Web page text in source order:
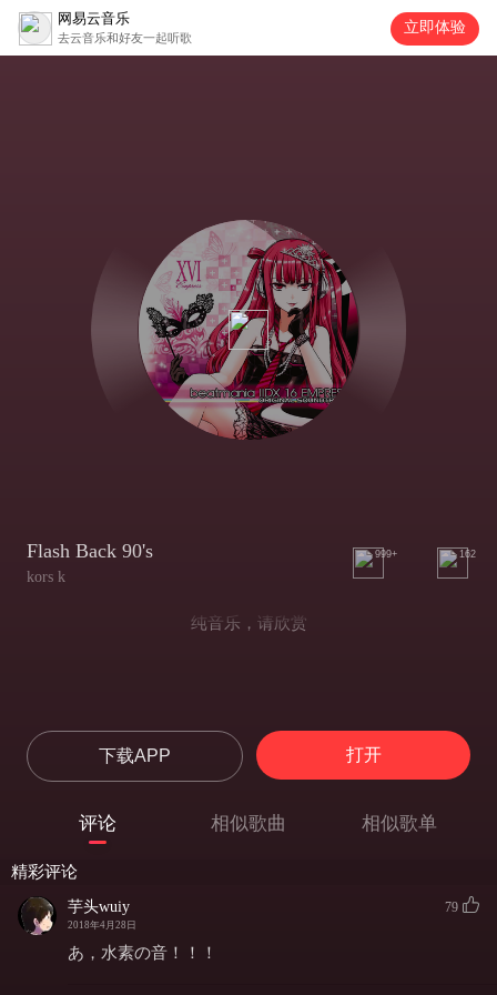
网易云音乐
去云音乐和好友一起听歌
立即体验
Flash Back 90's
kors k
999+ 162
纯音乐，请欣赏
下载APP 打开
评论 相似歌曲 相似歌单
精彩评论
芋头wuiy
2018年4月28日
79
あ，水素の音！！！